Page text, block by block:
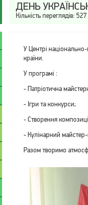
ДЕНЬ
Кількість переглядів: 527
У Центрі
країни.
У програмі :
- Патріотична
- Ігри та конкурси;
- Створення
- Кулінарний
Разом творимо